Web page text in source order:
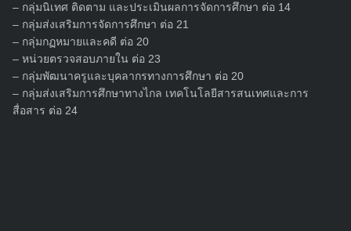
– กลุ่มนิเทศ ติดตาม และประเมินผลการจัดการศึกษา ต่อ 14
– กลุ่มส่งเสริมการจัดการศึกษา ต่อ 21
– กลุ่มกฏหมายและคดี ต่อ 20
– หน่วยตรวจสอบภายใน ต่อ 23
– กลุ่มพัฒนาครูและบุคลากรทางการศึกษา ต่อ 20
– กลุ่มส่งเสริมการศึกษาทางไกล เทคโนโลยีสารสนเทศและการ
สื่อสาร ต่อ 24